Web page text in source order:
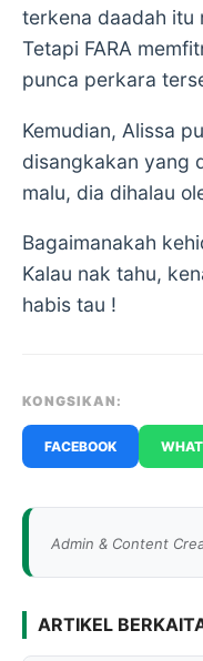
terkena daadah itu
Tetapi FARA
punca perkara
Kemudian, Alissa
disangkakan yang
malu, dia dihalau
Bagaimanakah
Kalau nak tahu,
habis tau !
KONGSIKAN:
FACEBOOK
Admin & Content
ARTIKEL